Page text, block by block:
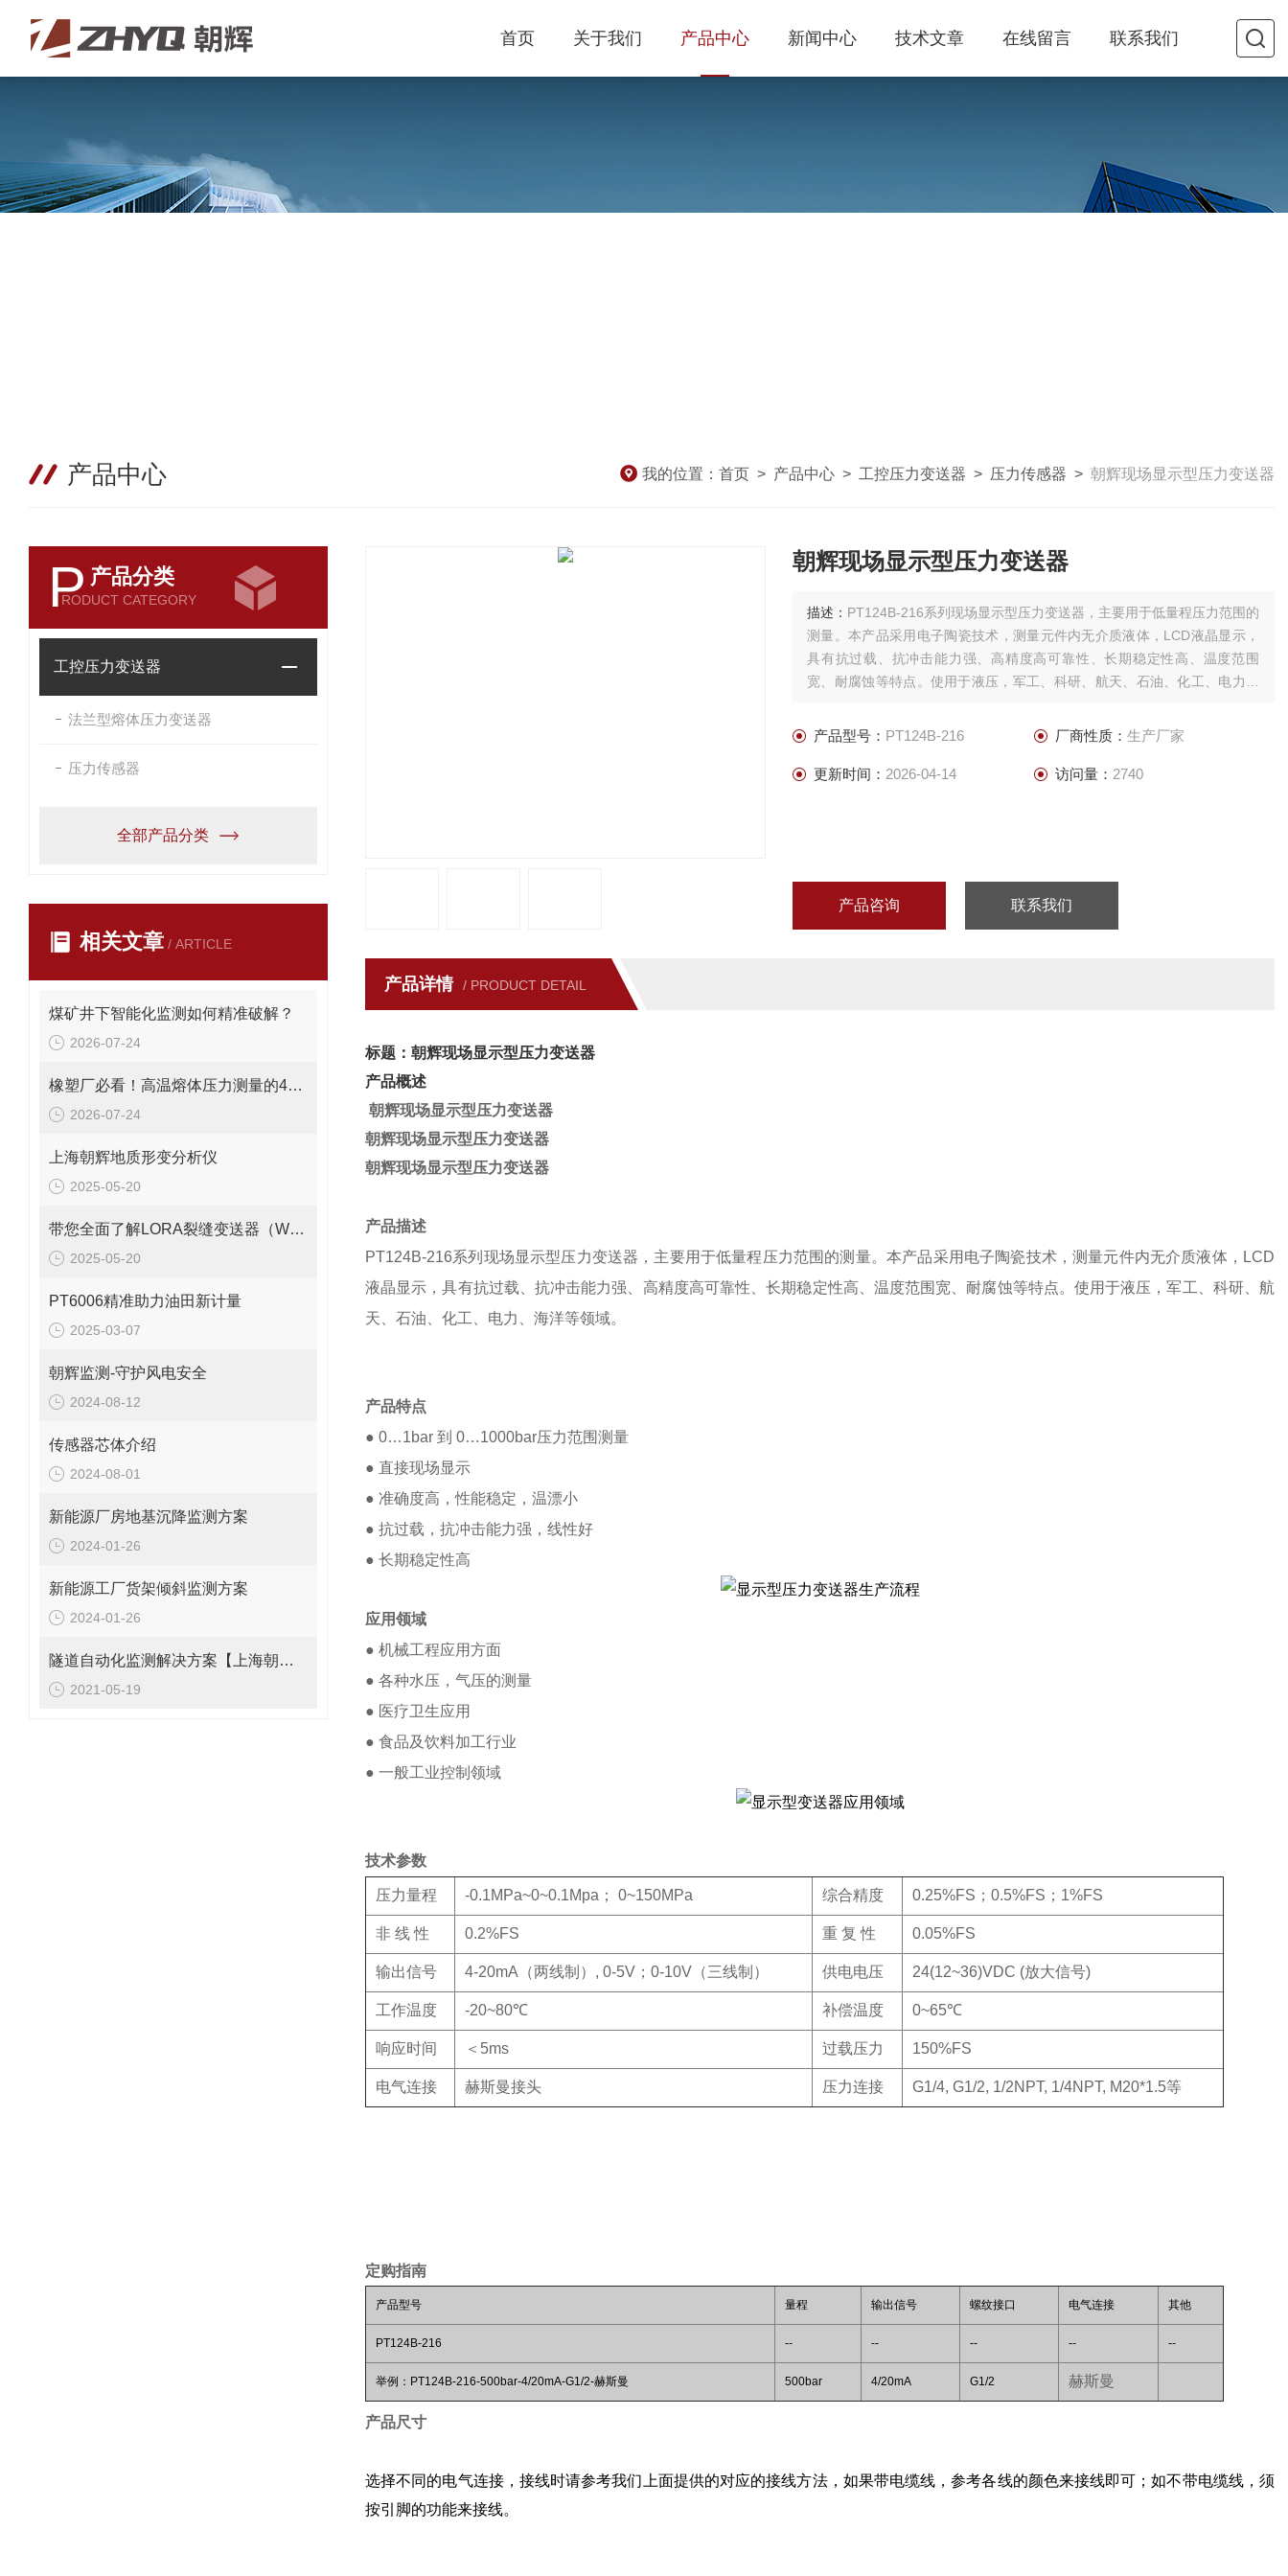
首页 关于我们 产品中心 新闻中心 技术文章 在线留言 联系我们
产品中心 我的位置： 首页 > 产品中心 > 工控压力变送器 > 压力传感器 > 朝辉现场显示型压力变送器
P 产品分类
RODUCT CATEGORY
工控压力变送器
法兰型熔体压力变送器
压力传感器
全部产品分类
相关文章 / ARTICLE
煤矿井下智能化监测如何精准破解？
2026-07-24
橡塑厂必看！高温熔体压力测量的4大致命痛点，90%工厂都在踩坑
2026-07-24
上海朝辉地质形变分析仪
2025-05-20
带您全面了解LORA裂缝变送器（WY7010）
2025-05-20
PT6006精准助力油田新计量
2025-03-07
朝辉监测-守护风电安全
2024-08-12
传感器芯体介绍
2024-08-01
新能源厂房地基沉降监测方案
2024-01-26
新能源工厂货架倾斜监测方案
2024-01-26
隧道自动化监测解决方案【上海朝辉沉降传感器】
2021-05-19
朝辉现场显示型压力变送器
描述： PT124B-216系列现场显示型压力变送器，主要用于低量程压力范围的
测量。本产品采用电子陶瓷技术，测量元件内无介质液体，LCD液晶显示，
具有抗过载、抗冲击能力强、高精度高可靠性、长期稳定性高、温度范围
宽、耐腐蚀等特点。使用于液压，军工、科研、航天、石油、化工、电力、
产品型号： PT124B-216 厂商性质： 生产厂家
更新时间： 2026-04-14 访问量： 2740
产品咨询 联系我们
产品详情 / PRODUCT DETAIL
标题：朝辉现场显示型压力变送器
产品概述
朝辉现场显示型压力变送器
朝辉现场显示型压力变送器
朝辉现场显示型压力变送器
产品描述
PT124B-216系列现场显示型压力变送器，主要用于低量程压力范围的测量。本产品采用电子陶瓷技术，测量元件内无介质液体， LCD
液晶显示，具有抗过载、抗冲击能力强、高精度高可靠性、长期稳定性高、温度范围宽、耐腐蚀等特点。使用于液压，军工、科研、航
天、石油、化工、电力、海洋等领域。
产品特点
● 0…1bar 到 0…1000bar压力范围测量
● 直接现场显示
● 准确度高，性能稳定，温漂小
● 抗过载，抗冲击能力强，线性好
● 长期稳定性高
应用领域
● 机械工程应用方面
● 各种水压，气压的测量
● 医疗卫生应用
● 食品及饮料加工行业
● 一般工业控制领域
技术参数
压力量程 -0.1MPa~0~0.1Mpa； 0~150MPa 综合精度 0.25%FS；0.5%FS；1%FS
非 线 性 0.2%FS 重 复 性 0.05%FS
输出信号 4-20mA（两线制）, 0-5V；0-10V（三线制） 供电电压 24(12~36)VDC (放大信号)
工作温度 -20~80℃ 补偿温度 0~65℃
响应时间 ＜5ms 过载压力 150%FS
电气连接 赫斯曼接头 压力连接 G1/4, G1/2, 1/2NPT, 1/4NPT, M20*1.5等
定购指南
产品型号 量程 输出信号 螺纹接口 电气连接 其他
PT124B-216 -- -- -- -- --
举例：PT124B-216-500bar-4/20mA-G1/2-赫斯曼 500bar 4/20mA G1/2 赫斯曼
产品尺寸
选择不同的电气连接，接线时请参考我们上面提供的对应的接线方法，如果带电缆线，参考各线的颜色来接线即可；如不带电缆线，须
按引脚的功能来接线。